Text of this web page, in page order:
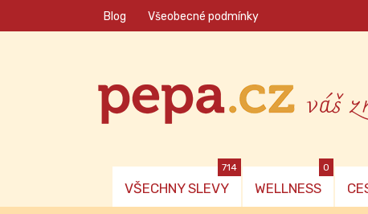
Blog Všeobecné podmínky
váš
VŠECHNY SLEVY
714
WELLNESS
0